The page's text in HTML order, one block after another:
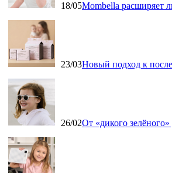
18/05Mombella расширяет
23/03Новый подход к
26/02От «дикого